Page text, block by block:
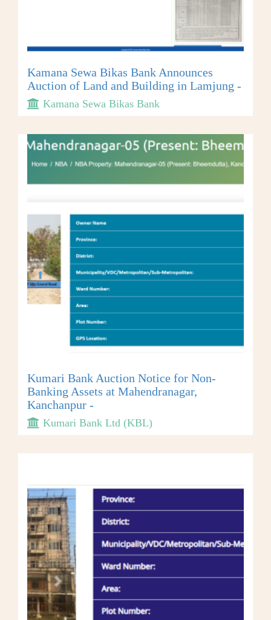
Kamana Sewa Bikas Bank Announces
Auction of Land and Building in Lamjung -
Kamana Sewa Bikas Bank
Kumari Bank Auction Notice for Non-
Banking Assets at Mahendranagar,
Kanchanpur -
Kumari Bank Ltd (KBL)